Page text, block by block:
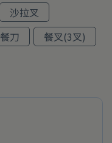
沙拉叉
餐刀
餐叉(3叉)